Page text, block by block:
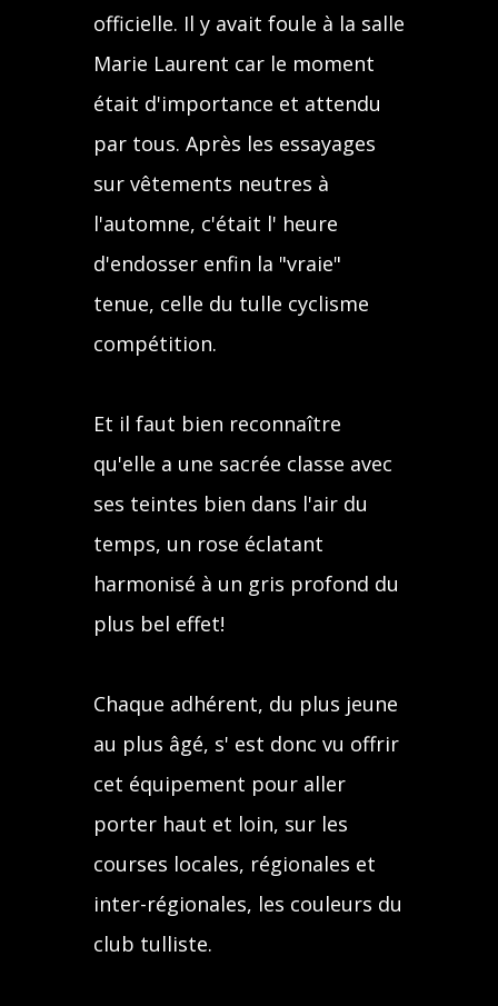
officielle. Il y avait foule à la salle
Marie Laurent car le moment
était d'importance et attendu
par tous. Après les essayages
sur vêtements neutres à
l'automne, c'était l' heure
d'endosser enfin la "vraie"
tenue, celle du tulle cyclisme
compétition.
Et il faut bien reconnaître
qu'elle a une sacrée classe avec
ses teintes bien dans l'air du
temps, un rose éclatant
harmonisé à un gris profond du
plus bel effet!
Chaque adhérent, du plus jeune
au plus âgé, s' est donc vu offrir
cet équipement pour aller
porter haut et loin, sur les
courses locales, régionales et
inter-régionales, les couleurs du
club tulliste.